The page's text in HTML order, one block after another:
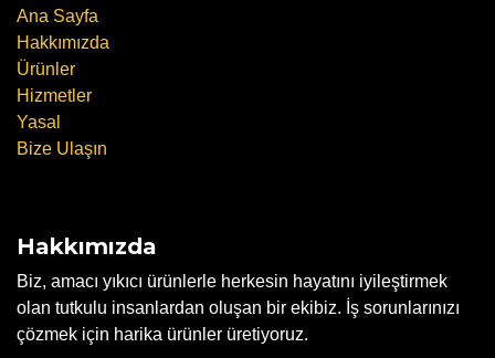
Ana Sayfa
Hakkımızda
Ürünler
Hizmetler
Yasal
Bize Ulaşın
Hakkımızda
Biz, amacı yıkıcı ürünlerle herkesin hayatını iyileştirmek
olan tutkulu insanlardan oluşan bir ekibiz. İş sorunlarınızı
çözmek için harika ürünler üretiyoruz.